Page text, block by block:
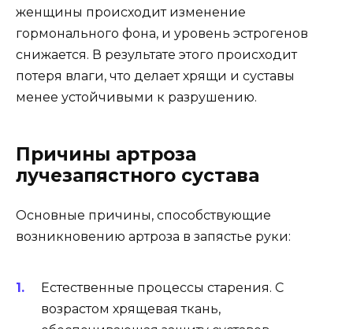
женщины происходит изменение
гормонального фона, и уровень эстрогенов
снижается. В результате этого происходит
потеря влаги, что делает хрящи и суставы
менее устойчивыми к разрушению.
Причины артроза
лучезапястного сустава
Основные причины, способствующие
возникновению артроза в запястье руки:
Естественные процессы старения. С
возрастом хрящевая ткань,